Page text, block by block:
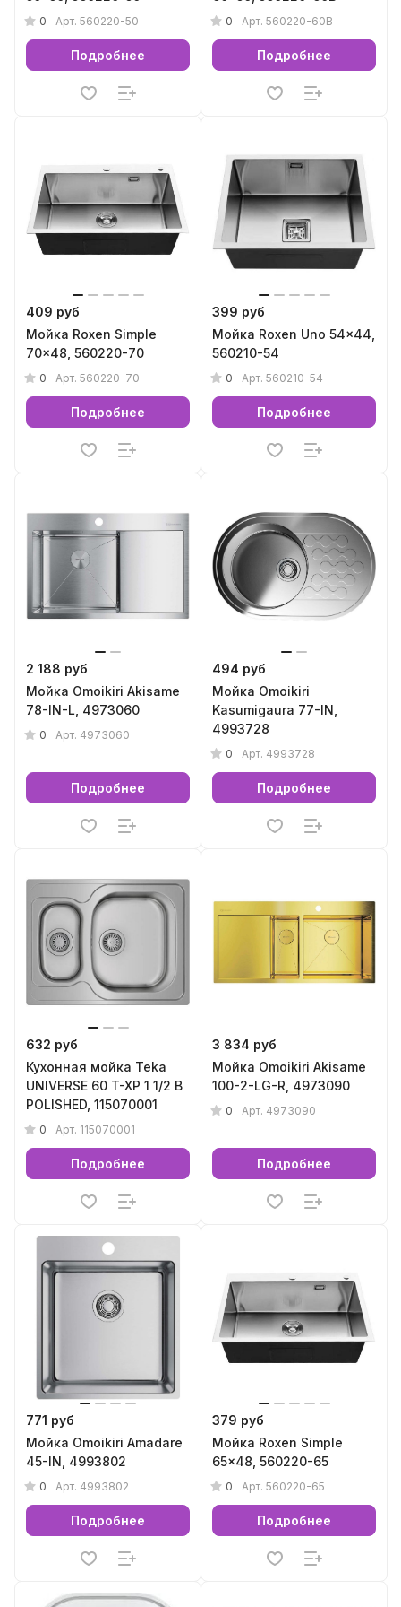
0 Арт. 560220-50
Подробнее
0 Арт. 560220-60B
Подробнее
409 руб
Мойка Roxen Simple
70x48, 560220-70
0 Арт. 560220-70
Подробнее
399 руб
Мойка Roxen Uno 54x44,
560210-54
0 Арт. 560210-54
Подробнее
2 188 руб
Мойка Omoikiri Akisame
78-IN-L, 4973060
0 Арт. 4973060
Подробнее
494 руб
Мойка Omoikiri
Kasumigaura 77-IN,
4993728
0 Арт. 4993728
Подробнее
632 руб
Кухонная мойка Teka
UNIVERSE 60 T-XP 1 1/2 B
POLISHED, 115070001
0 Арт. 115070001
Подробнее
3 834 руб
Мойка Omoikiri Akisame
100-2-LG-R, 4973090
0 Арт. 4973090
Подробнее
771 руб
Мойка Omoikiri Amadare
45-IN, 4993802
0 Арт. 4993802
Подробнее
379 руб
Мойка Roxen Simple
65x48, 560220-65
0 Арт. 560220-65
Подробнее